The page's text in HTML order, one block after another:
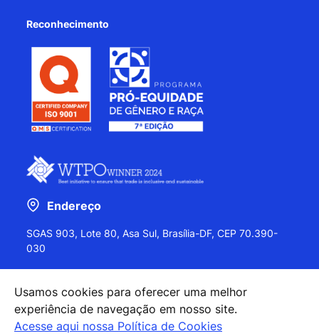
Reconhecimento
Endereço
SGAS 903, Lote 80, Asa Sul, Brasília-DF, CEP 70.390-
030
+55 (61) 2027-0202
Usamos cookies para oferecer uma melhor
experiência de navegação em nosso site.
Acesse aqui nossa Política de Cookies